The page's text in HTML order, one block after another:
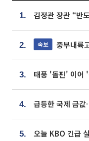
1.
2. 속보 중부내륙
3.
4. 급등한 국제 금
5. 오늘 KBO 긴급